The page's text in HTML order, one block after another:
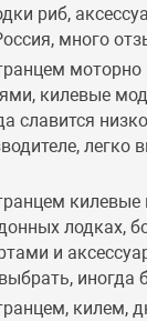
риб,
много
килевые
славится
легко
лодках,
и